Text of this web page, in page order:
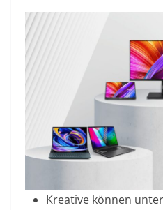
Kreative können